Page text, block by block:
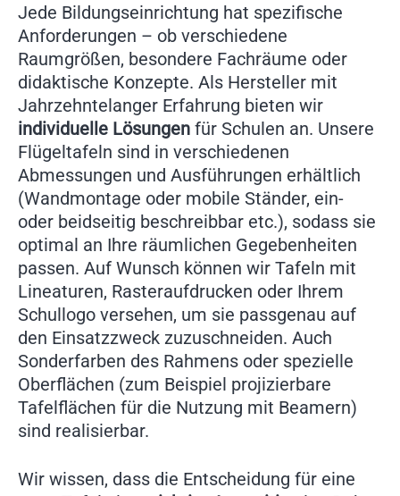
Jede Bildungseinrichtung hat spezifische
Anforderungen – ob verschiedene
Raumgrößen, besondere Fachräume oder
didaktische Konzepte. Als Hersteller mit
Jahrzehntelanger Erfahrung bieten wir
individuelle Lösungen für Schulen an. Unsere
Flügeltafeln sind in verschiedenen
Abmessungen und Ausführungen erhältlich
(Wandmontage oder mobile Ständer, ein-
oder beidseitig beschreibbar etc.), sodass sie
optimal an Ihre räumlichen Gegebenheiten
passen. Auf Wunsch können wir Tafeln mit
Lineaturen, Rasteraufdrucken oder Ihrem
Schullogo versehen, um sie passgenau auf
den Einsatzzweck zuzuschneiden. Auch
Sonderfarben des Rahmens oder spezielle
Oberflächen (zum Beispiel projizierbare
Tafelflächen für die Nutzung mit Beamern)
sind realisierbar.
Wir wissen, dass die Entscheidung für eine